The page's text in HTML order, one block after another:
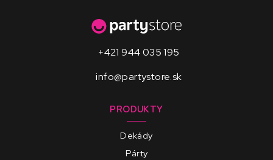
+421 944 035 195
info@partystore.sk
PRODUKTY
Dekády
Párty